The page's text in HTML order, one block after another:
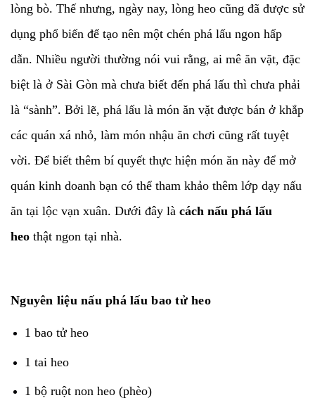
lòng bò. Thế nhưng, ngày nay, lòng heo cũng đã được sử
dụng phổ biến để tạo nên một chén phá lấu ngon hấp
dẫn. Nhiều người thường nói vui rằng, ai mê ăn vặt, đặc
biệt là ở Sài Gòn mà chưa biết đến phá lấu thì chưa phải
là “sành”. Bởi lẽ, phá lấu là món ăn vặt được bán ở khắp
các quán xá nhỏ, làm món nhậu ăn chơi cũng rất tuyệt
vời. Để biết thêm bí quyết thực hiện món ăn này để mở
quán kinh doanh bạn có thể tham khảo thêm lớp dạy nấu
ăn tại lộc vạn xuân. Dưới đây là cách nấu phá lấu
heo thật ngon tại nhà.
Nguyên liệu nấu phá lấu bao tử heo
1 bao tử heo
1 tai heo
1 bộ ruột non heo (phèo)